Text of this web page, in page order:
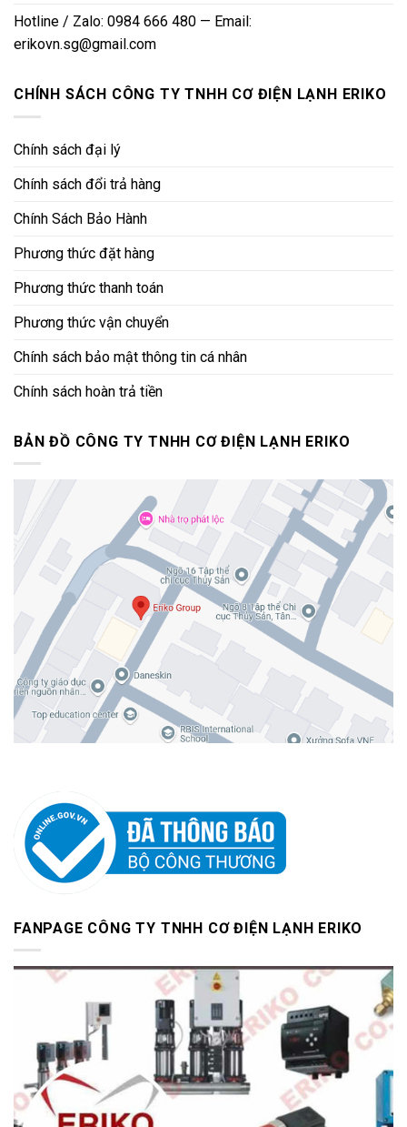
Hotline / Zalo: 0984 666 480 — Email:
erikovn.sg@gmail.com
CHÍNH SÁCH CÔNG TY TNHH CƠ ĐIỆN LẠNH ERIKO
Chính sách đại lý
Chính sách đổi trả hàng
Chính Sách Bảo Hành
Phương thức đặt hàng
Phương thức thanh toán
Phương thức vận chuyển
Chính sách bảo mật thông tin cá nhân
Chính sách hoàn trả tiền
BẢN ĐỒ CÔNG TY TNHH CƠ ĐIỆN LẠNH ERIKO
FANPAGE CÔNG TY TNHH CƠ ĐIỆN LẠNH ERIKO